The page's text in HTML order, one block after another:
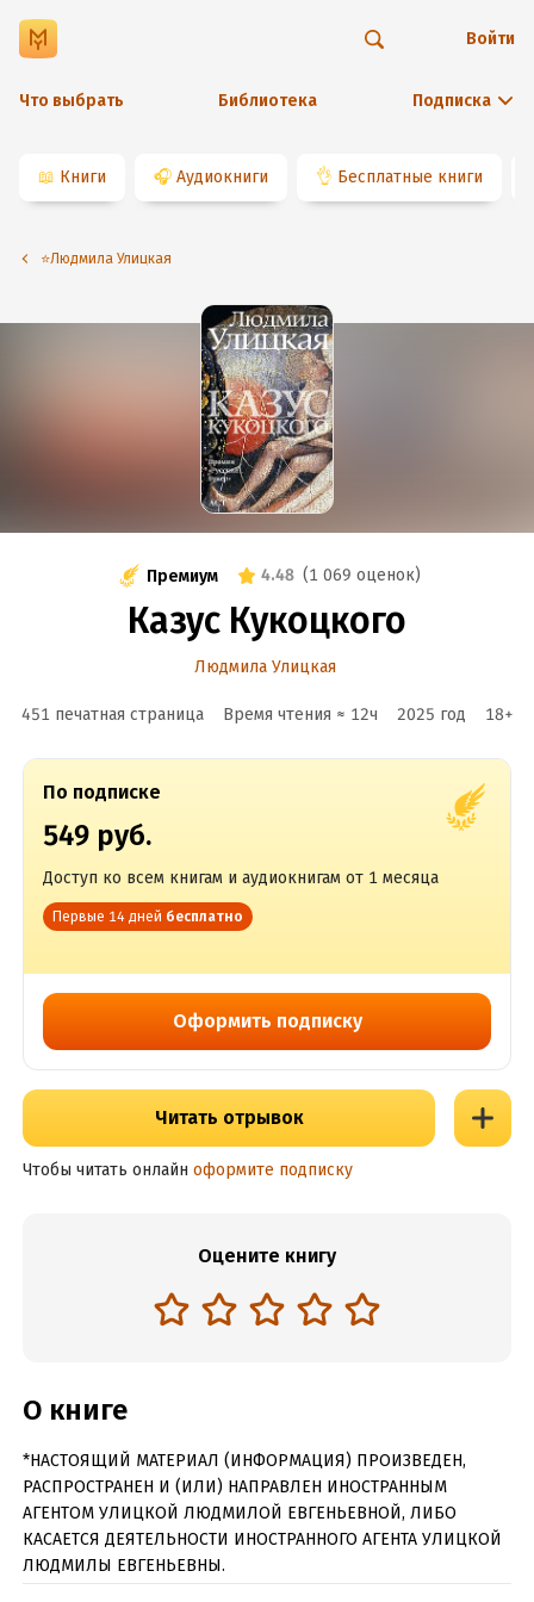
Что выбрать Библиотека Подписка
Войти
📖 Книги 🎧 Аудиокниги 👌 Бесплатные книги
⭐️Людмила Улицкая
Премиум 4.48 (1 069 оценок)
Казус Кукоцкого
Людмила Улицкая
451 печатная страница Время чтения ≈ 12ч 2025 год 18+
По подписке
549 руб.
Доступ ко всем книгам и аудиокнигам от 1 месяца
Первые 14 дней бесплатно
Оформить подписку
Читать отрывок
Чтобы читать онлайн оформите подписку
Оцените книгу
О книге
*НАСТОЯЩИЙ МАТЕРИАЛ (ИНФОРМАЦИЯ) ПРОИЗВЕДЕН,
РАСПРОСТРАНЕН И (ИЛИ) НАПРАВЛЕН ИНОСТРАННЫМ
АГЕНТОМ УЛИЦКОЙ ЛЮДМИЛОЙ ЕВГЕНЬЕВНОЙ, ЛИБО
КАСАЕТСЯ ДЕЯТЕЛЬНОСТИ ИНОСТРАННОГО АГЕНТА УЛИЦКОЙ
ЛЮДМИЛЫ ЕВГЕНЬЕВНЫ.